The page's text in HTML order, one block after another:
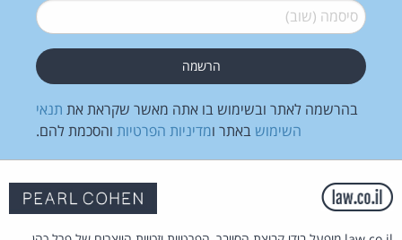
סיסמה (שוב)*
בהרשמה לאתר ובשימוש בו אתה מאשר שקראת את תנאי
השימוש באתר ומדיניות הפרטיות והסכמת להם.